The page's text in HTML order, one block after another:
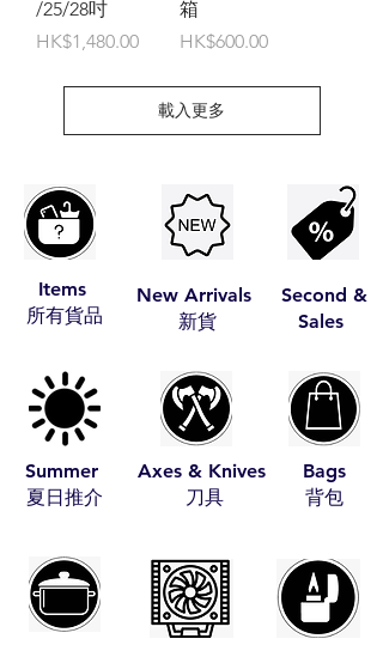
/25/28吋
價格
HK$1,480.00
箱
價格
HK$600.00
載入更多
Items
​所有貨品
Summer
​夏日推介
New Arrivals
​新貨
Second &
Sales
Axes & Knives
​刀具
Bags
​背包